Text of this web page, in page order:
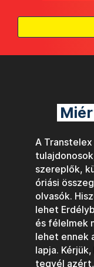
A
szereplők,
óriási
olvasók.
lehet
és félelmek
lehet ennek
lapja.
tegyél